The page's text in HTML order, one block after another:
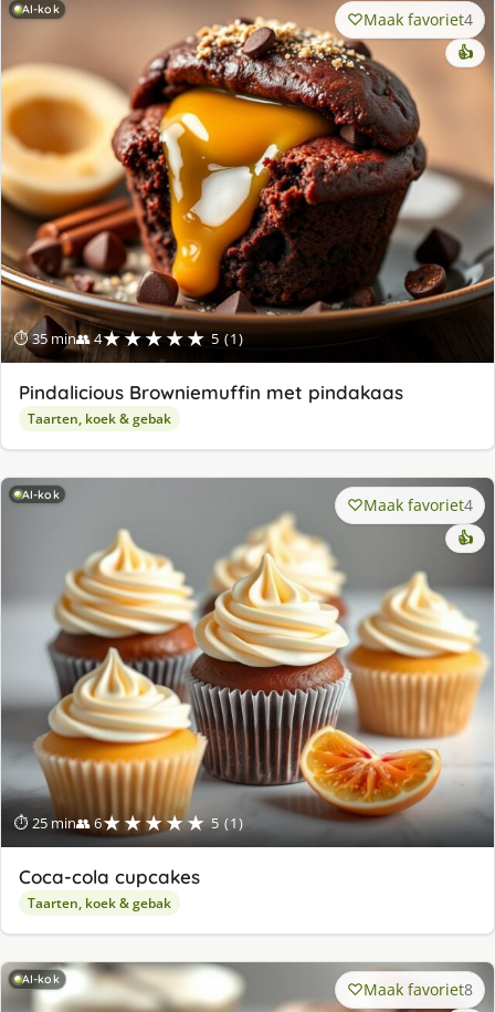
AI-kok
⏱ 35 min👥 4★★★★★ 5 (1)
Maak favoriet4
👍
Pindalicious Browniemuffin met pindakaas
Taarten, koek & gebak
AI-kok
⏱ 25 min👥 6★★★★★ 5 (1)
Maak favoriet4
👍
Coca-cola cupcakes
Taarten, koek & gebak
AI-kok Maak favoriet8